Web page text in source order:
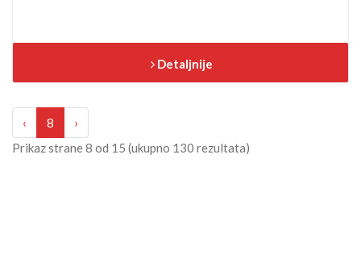
Detaljnije
‹ 8 ›
Prikaz strane8 od 15 (ukupno 130 rezultata)